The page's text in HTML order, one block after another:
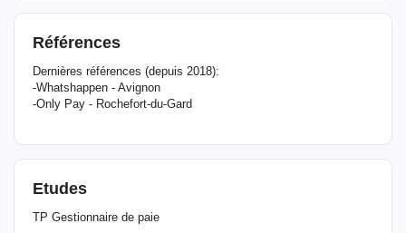
Références
Dernières références (depuis 2018):
-Whatshappen - Avignon
-Only Pay - Rochefort-du-Gard
Etudes
TP Gestionnaire de paie